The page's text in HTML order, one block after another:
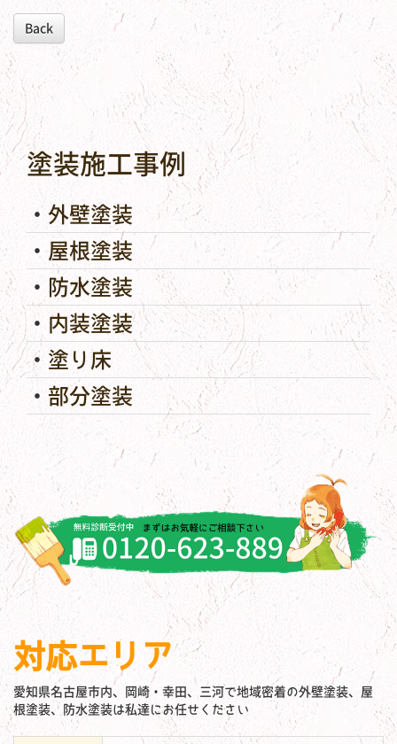
Back
塗装施工事例
外壁塗装
屋根塗装
防水塗装
内装塗装
塗り床
部分塗装
対応エリア
愛知県名古屋市内、岡崎・幸田、三河で地域密着の外壁塗装、屋
根塗装、防水塗装は私達にお任せください